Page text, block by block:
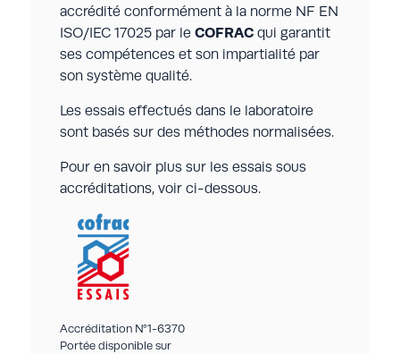
accrédité conformément à la norme NF EN
ISO/IEC 17025 par leCOFRACqui garantit
ses compétences et son impartialité par
son système qualité.
Les essais effectués dans le laboratoire
sont basés sur des méthodes normalisées.
Pour en savoir plus sur les essais sous
accréditations, voir ci-dessous.
Accréditation N°1-6370
Portée disponible sur